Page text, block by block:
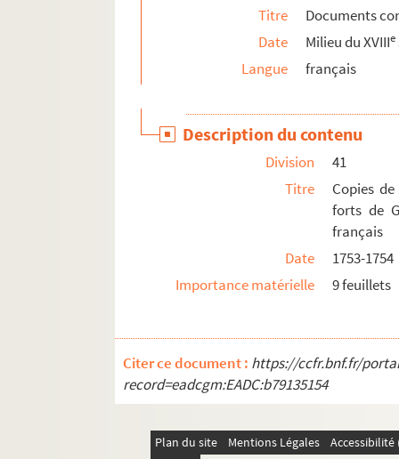
Titre
Documents
Date
Milieu du XVIIIe
Langue
français
Description du contenu
Division
41
Titre
Copies
forts de
français
Date
1753-1754
Importance matérielle
9 feuillets
Citer ce document : https://ccfr.bnf.fr/
record=eadcgm:EADC:b79135154
Plan du site Mentions Légales